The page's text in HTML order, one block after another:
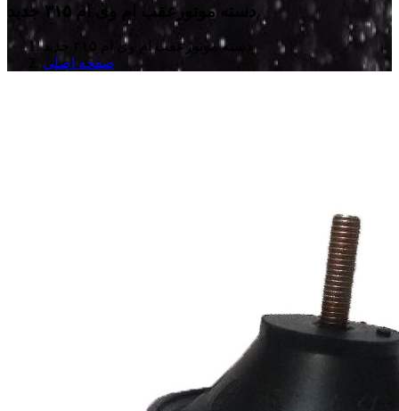
دسته موتورعقب ام وی ام ۳۱۵ جدید
دسته موتورعقب ام وی ام ۳۱۵ جدید
صفحه اصلی